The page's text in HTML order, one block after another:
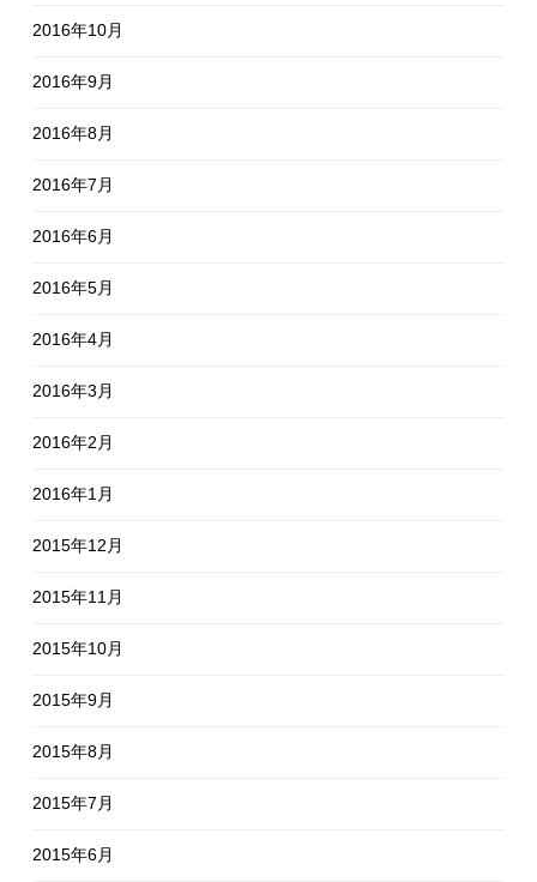
2016年10月
2016年9月
2016年8月
2016年7月
2016年6月
2016年5月
2016年4月
2016年3月
2016年2月
2016年1月
2015年12月
2015年11月
2015年10月
2015年9月
2015年8月
2015年7月
2015年6月